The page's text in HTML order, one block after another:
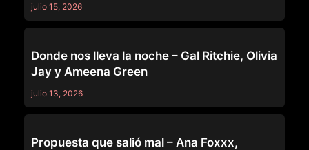
julio 15, 2026
Donde nos lleva la noche – Gal Ritchie, Olivia
Jay y Ameena Green
julio 13, 2026
Propuesta que salió mal – Ana Foxxx,